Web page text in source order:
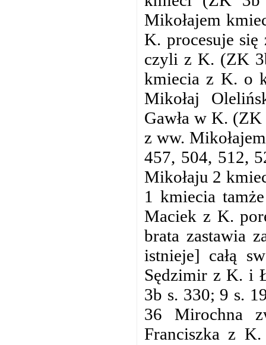
Mikołajem
K. procesuje się
czyli z K. (ZK
kmiecia z K. o
Mikołaj
Gawła w K.
z ww.
457, 504, 512,
Mikołaju 2
1 kmiecia
Maciek z K.
brata zastawia
istnieje] całą
Sędzimir z K. i
3b s. 330; 9 s.
36 Mirochna
Franciszka z